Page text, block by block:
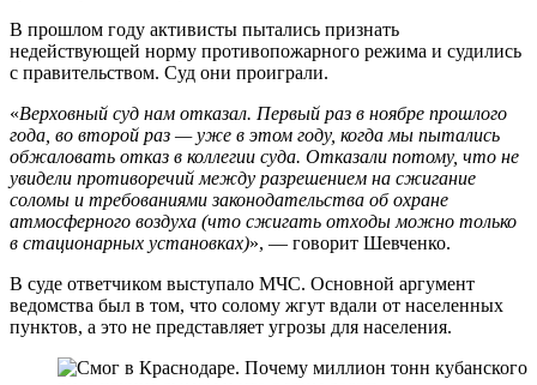
В прошлом году активисты пытались признать
недействующей норму противопожарного режима и судились
с правительством. Суд они проиграли.
«Верховный суд нам отказал. Первый раз в ноябре прошлого
года, во второй раз — уже в этом году, когда мы пытались
обжаловать отказ в коллегии суда. Отказали потому, что не
увидели противоречий между разрешением на сжигание
соломы и требованиями законодательства об охране
атмосферного воздуха (что сжигать отходы можно только
в стационарных установках)», — говорит Шевченко.
В суде ответчиком выступало МЧС. Основной аргумент
ведомства был в том, что солому жгут вдали от населенных
пунктов, а это не представляет угрозы для населения.